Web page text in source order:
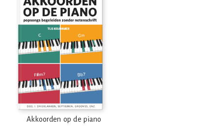
Akkoorden op de piano